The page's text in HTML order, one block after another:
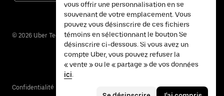
© 2026 Uber Technologies inc.
Confidentialité
vous offrir une personnalisation en se
souvenant de votre emplacement. Vous
pouvez vous désinscrire de ces fichiers
témoins en sélectionnant le bouton Se
désinscrire ci-dessous. Si vous avez un
compte Uber, vous pouvez refuser la
« vente » ou le « partage » de vos données
ici.